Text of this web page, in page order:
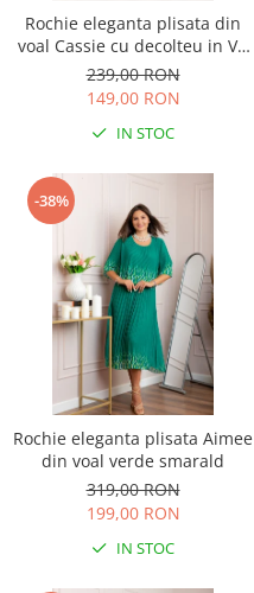
Rochie eleganta plisata din
voal Cassie cu decolteu in V -
Albastru regal
239,00 RON
149,00 RON
IN STOC
-38%
Rochie eleganta plisata Aimee
din voal verde smarald
319,00 RON
199,00 RON
IN STOC